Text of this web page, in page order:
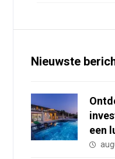
Nieuwste
een